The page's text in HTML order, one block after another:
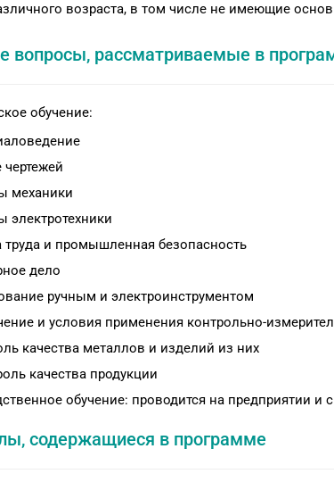
возраста, в том числе не имеющие
вопросы, рассматриваемые в
обучение:
чертежей
механики
электротехники
труда и промышленная безопасность
дело
ручным и электроинструментом
и условия применения контрольно-
качества металлов и изделий из них
качества продукции
обучение: проводится на предприятии и
содержащиеся в программе